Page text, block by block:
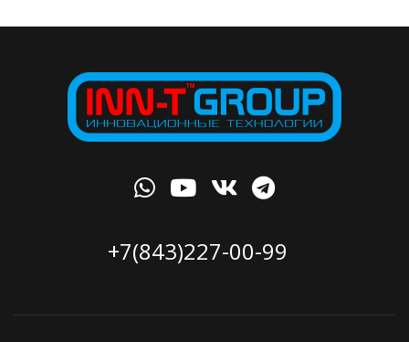
+7(843)227-00-99